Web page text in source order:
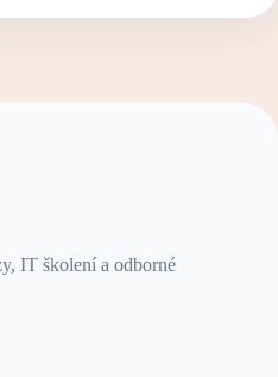
IT školení a odborné